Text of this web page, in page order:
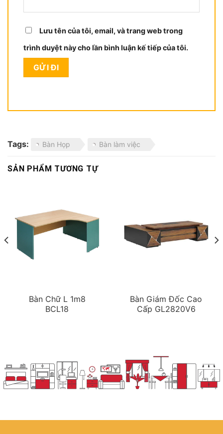
Lưu tên của tôi, email, và trang web trong
trình duyệt này cho lần bình luận kế tiếp của tôi.
Tags: Bàn Họp Bàn làm việc
SẢN PHẨM TƯƠNG TỰ
Bàn Chữ L 1m8
BCL18
Bàn Giám Đốc Cao
Cấp GL2820V6